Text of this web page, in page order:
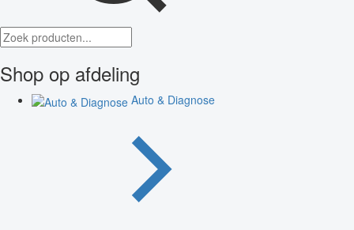
Shop op afdeling
Auto & Diagnose